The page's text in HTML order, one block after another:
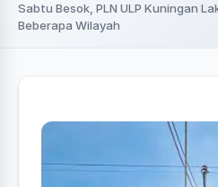
‎Sabtu Besok, PLN ULP Kuningan
Beberapa Wilayah